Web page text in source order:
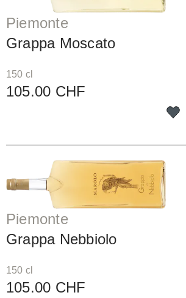
Piemonte
Grappa Moscato
150 cl
105.00 CHF
Piemonte
Grappa Nebbiolo
150 cl
105.00 CHF